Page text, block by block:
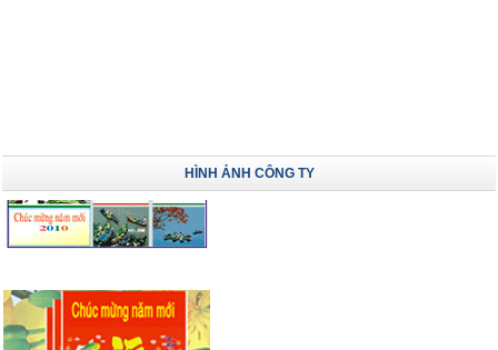
HÌNH ẢNH CÔNG TY